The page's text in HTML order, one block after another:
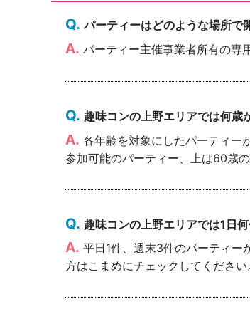
パーティーはどのような場所で
パーティー主催事業者所有の専
趣味コンの上野エリアでは何歳
各年齢を対象にしたパーティ
参加可能のパーティー、上は60歳
趣味コンの上野エリアでは1日
平日1件、週末3件のパーティー
方はこまめにチェックしてください